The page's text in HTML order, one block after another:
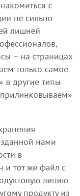
с
не сильно
лишней
– на страницах
только самое
в другие типы
нами
в
и тот же файл с
линию
продукту из